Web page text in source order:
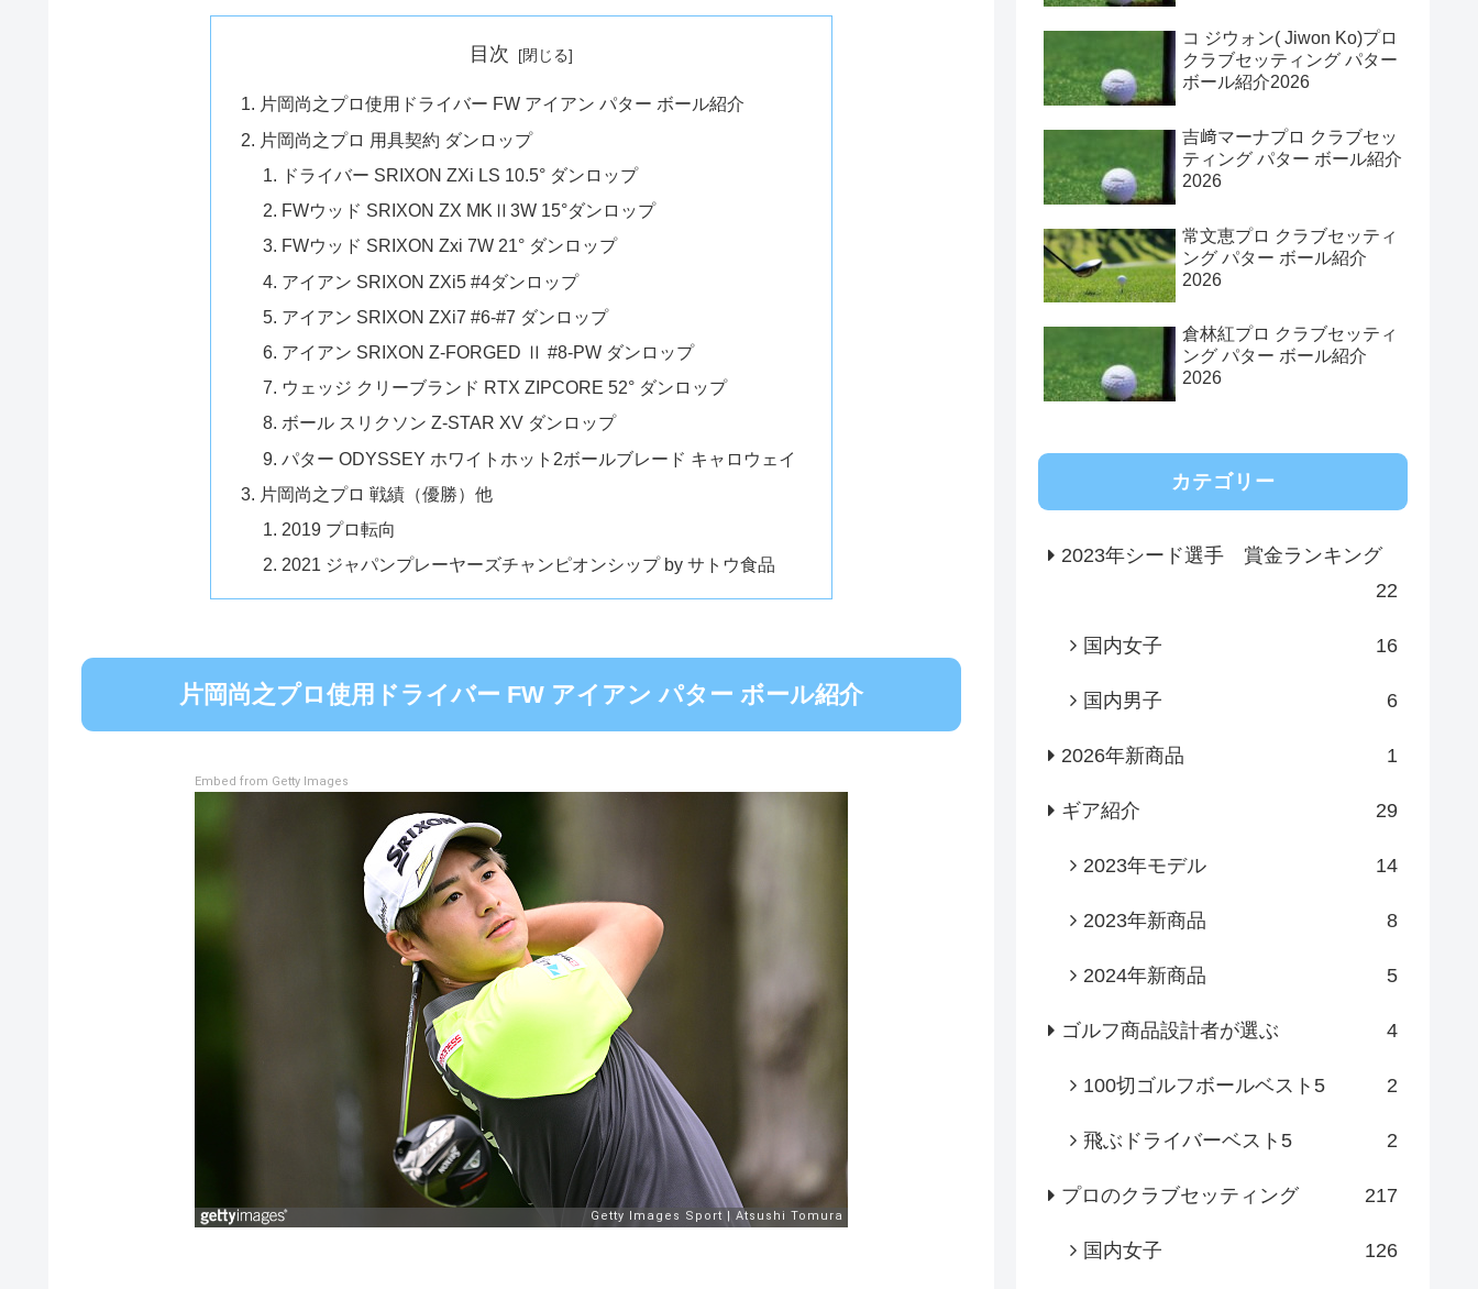
目次
片岡尚之プロ使用ドライバー FW アイアン パター ボール紹介
片岡尚之プロ 用具契約 ダンロップ
ドライバー SRIXON ZXi LS 10.5° ダンロップ
FWウッド SRIXON ZX MKⅡ3W 15°ダンロップ
FWウッド SRIXON Zxi 7W 21° ダンロップ
アイアン SRIXON ZXi5 #4ダンロップ
アイアン SRIXON ZXi7 #6-#7 ダンロップ
アイアン SRIXON Z-FORGED Ⅱ #8-PW ダンロップ
ウェッジ クリーブランド RTX ZIPCORE 52° ダンロップ
ボール スリクソン Z-STAR XV ダンロップ
パター ODYSSEY ホワイトホット2ボールブレード キャロウェイ
片岡尚之プロ 戦績（優勝）他
2019 プロ転向
2021 ジャパンプレーヤーズチャンピオンシップ by サトウ食品
片岡尚之プロ使用ドライバー FW アイアン パター ボール紹介
Embed from Getty Images
コ ジウォン( Jiwon Ko)プロ
クラブセッティング パター
ボール紹介2026
吉﨑マーナプロ クラブセッ
ティング パター ボール紹介
2026
常文恵プロ クラブセッティ
ング パター ボール紹介
2026
倉林紅プロ クラブセッティ
ング パター ボール紹介
2026
カテゴリー
2023年シード選手 賞金ランキング
22
国内女子 16
国内男子 6
2026年新商品 1
ギア紹介 29
2023年モデル 14
2023年新商品 8
2024年新商品 5
ゴルフ商品設計者が選ぶ 4
100切ゴルフボールベスト5 2
飛ぶドライバーベスト5 2
プロのクラブセッティング 217
国内女子 126